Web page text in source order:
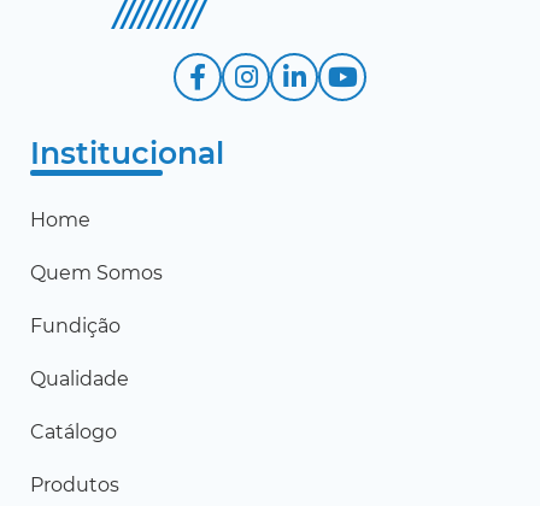
Institucional
Home
Quem Somos
Fundição
Qualidade
Catálogo
Produtos